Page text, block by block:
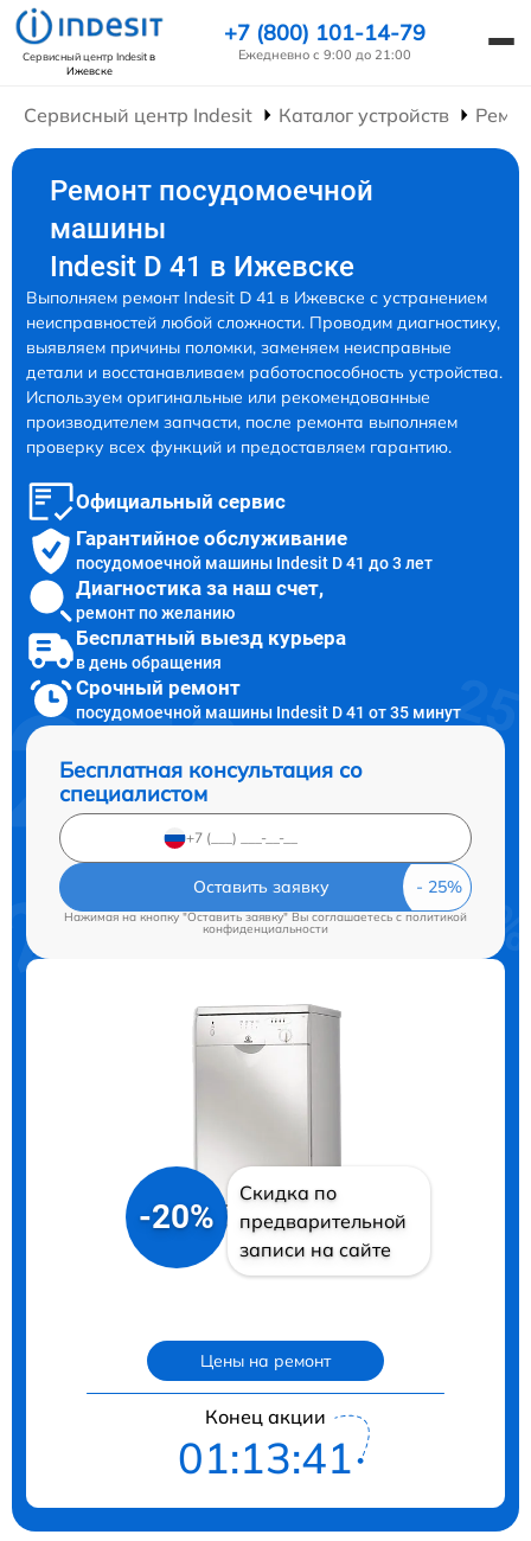
Сервисный центр Indesitв
Ижевске
+7 (800) 101-14-79
Ежедневно с 9:00 до 21:00
Сервисный центр Indesit Каталог устройств
Ремонт посудомоечной
машины
Indesit D 41 в Ижевске
Выполняем ремонт Indesit D 41 в Ижевске с устранением
неисправностей любой сложности. Проводим диагностику,
выявляем причины поломки, заменяем неисправные
детали и восстанавливаем работоспособность устройства.
Используем оригинальные или рекомендованные
производителем запчасти, после ремонта выполняем
проверку всех функций и предоставляем гарантию.
Официальный сервис
Гарантийное обслуживание
посудомоечной машины Indesit D 41 до 3 лет
Диагностика за наш счет,
ремонт по желанию
Бесплатный выезд курьера
в день обращения
Срочный ремонт
посудомоечной машины Indesit D 41 от 35 минут
Бесплатная консультация со
специалистом
Оставить заявку
Нажимая на кнопку "Оставить заявку" Вы соглашаетесь cполитикой
конфиденциальности
-20%
Скидка по
предварительной
записи на сайте
Цены на ремонт
Конец акции
01:13:40